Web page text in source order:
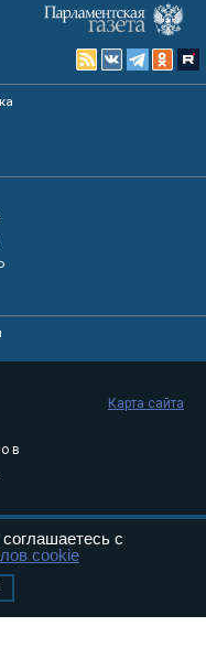
в
Карта сайта
с
cookie